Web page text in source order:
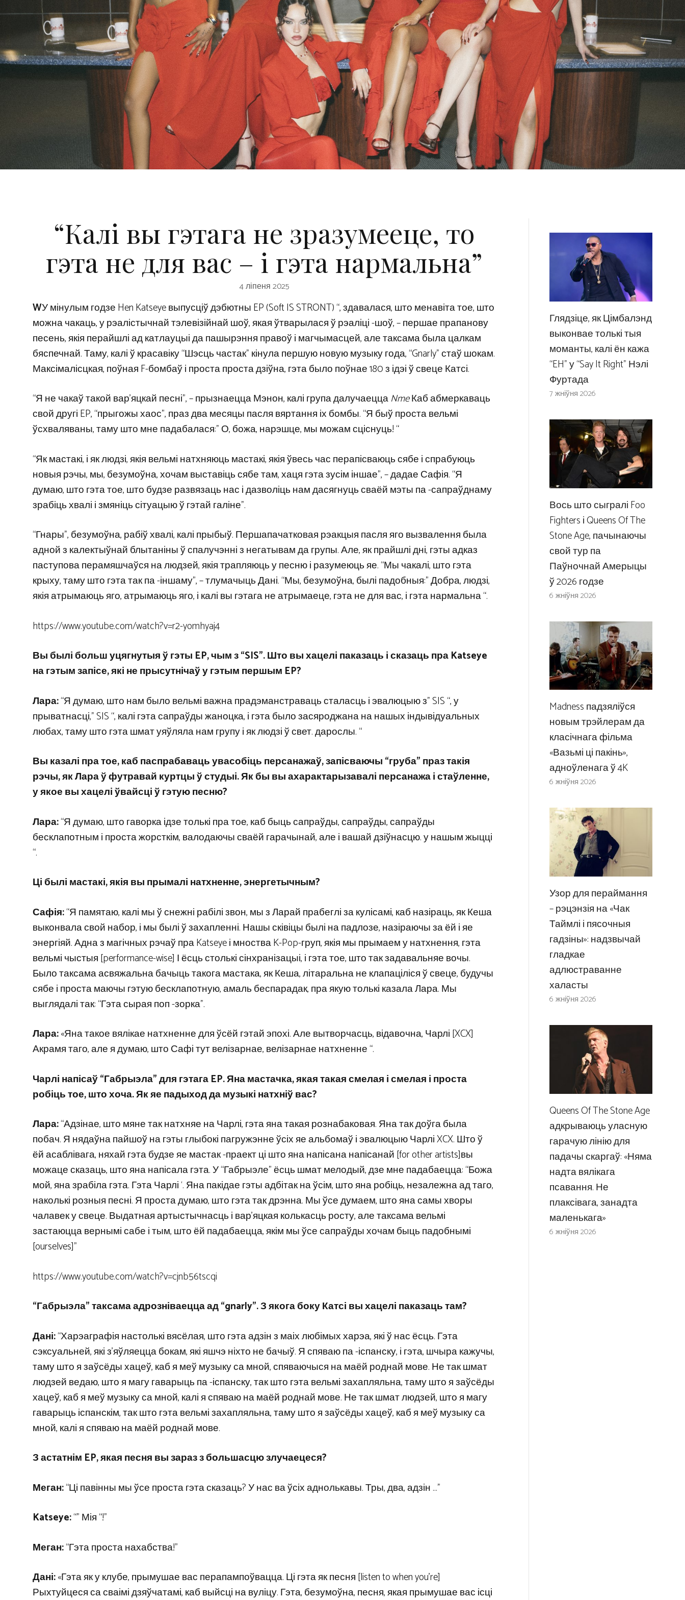
“Калі вы гэтага не зразумееце, то
гэта не для вас – і гэта нармальна”
4 ліпеня 2025
WУ мінулым годзе Hen Katseye выпусціў дэбютны EP (Soft IS STRONT) “, здавалася, што менавіта тое, што
можна чакаць, у рэалістычнай тэлевізійнай шоў, якая ўтварылася ў рэаліці -шоў, – першае прапанову
песень, якія перайшлі ад катлауцыі да пашырэння правоў і магчымасцей, але таксама была цалкам
бяспечнай. Таму, калі ў красавіку “Шэсць частак” кінула першую новую музыку года, “Gnarly” стаў шокам.
Максімалісцкая, поўная F-бомбаў і проста проста дзіўна, гэта было поўнае 180 з ідэі ў свеце Катсі.
“Я не чакаў такой вар’яцкай песні”, – прызнаецца Мэнон, калі група далучаеццаNmeКаб абмеркаваць
свой другі EP, “прыгожы хаос”, праз два месяцы пасля вяртання іх бомбы. “Я быў проста вельмі
ўсхваляваны, таму што мне падабалася:” О, божа, нарэшце, мы можам сціснуць! “
“Як мастакі, і як людзі, якія вельмі натхняюць мастакі, якія ўвесь час перапісваюць сябе і спрабуюць
новыя рэчы, мы, безумоўна, хочам выставіць сябе там, хаця гэта зусім іншае”, – дадае Сафія. “Я
думаю, што гэта тое, што будзе развязаць нас і дазволіць нам дасягнуць сваёй мэты па -сапраўднаму
зрабіць хвалі і змяніць сітуацыю ў гэтай галіне”.
“Гнары”, безумоўна, рабіў хвалі, калі прыбыў. Першапачатковая рэакцыя пасля яго вызвалення была
адной з калектыўнай блытаніны ў спалучэнні з негатывам да групы. Але, як прайшлі дні, гэты адказ
паступова перамяшчаўся на людзей, якія трапляюць у песню і разумеюць яе. “Мы чакалі, што гэта
крыху, таму што гэта так па -іншаму”, – тлумачыць Дані. “Мы, безумоўна, былі падобныя:” Добра, людзі,
якія атрымаюць яго, атрымаюць яго, і калі вы гэтага не атрымаеце, гэта не для вас, і гэта нармальна “.
https://www.youtube.com/watch?v=r2-yomhyaj4
Вы былі больш уцягнутыя ў гэты EP, чым з “SIS”. Што вы хацелі паказаць і сказаць пра Katseye
на гэтым запісе, які не прысутнічаў у гэтым першым EP?
Лара:“Я думаю, што нам было вельмі важна прадэманстраваць сталасць і эвалюцыю з” SIS “, у
прыватнасці,” SIS “, калі гэта сапраўды жаноцка, і гэта было засяроджана на нашых індывідуальных
любах, таму што гэта шмат уяўляла нам групу і як людзі ў свет. дарослы. “
Вы казалі пра тое, каб паспрабаваць увасобіць персанажаў, запісваючы “груба” праз такія
рэчы, як Лара ў футравай куртцы ў студыі. Як бы вы ахарактарызавалі персанажа і стаўленне,
у якое вы хацелі ўвайсці ў гэтую песню?
Лара:“Я думаю, што гаворка ідзе толькі пра тое, каб быць сапраўды, сапраўды, сапраўды
бесклапотным і проста жорсткім, валодаючы сваёй гарачынай, але і вашай дзіўнасцю. у нашым жыцці
“.
Ці былі мастакі, якія вы прымалі натхненне, энергетычным?
Сафія:“Я памятаю, калі мы ў снежні рабілі звон, мы з Ларай прабеглі за кулісамі, каб назіраць, як Кеша
выконвала свой набор, і мы былі ў захапленні. Нашы сківіцы былі на падлозе, назіраючы за ёй і яе
энергіяй. Адна з магічных рэчаў пра Katseye і мноства K-Pop-груп, якія мы прымаем у натхнення, гэта
вельмі чыстыя [performance-wise] І ёсць столькі сінхранізацыі, і гэта тое, што так задавальняе вочы.
Было таксама асвяжальна бачыць такога мастака, як Кеша, літаральна не клапаціліся ў свеце, будучы
сябе і проста маючы гэтую бесклапотную, амаль беспарадак, пра якую толькі казала Лара. Мы
выглядалі так: “Гэта сырая поп -зорка”.
Лара:«Яна такое вялікае натхненне для ўсёй гэтай эпохі. Але вытворчасць, відавочна, Чарлі [XCX]
Акрамя таго, але я думаю, што Сафі тут велізарнае, велізарнае натхненне “.
Чарлі напісаў “Габрыэла” для гэтага EP. Яна мастачка, якая такая смелая і смелая і проста
робіць тое, што хоча. Як яе падыход да музыкі натхніў вас?
Лара:“Адзінае, што мяне так натхняе на Чарлі, гэта яна такая рознабаковая. Яна так доўга была
побач. Я нядаўна пайшоў на гэты глыбокі пагружэнне ўсіх яе альбомаў і эвалюцыю Чарлі XCX. Што ў
ёй асаблівага, няхай гэта будзе яе мастак -праект ці што яна напісана напісанай [for other artists]вы
можаце сказаць, што яна напісала гэта. У “Габрыэле” ёсць шмат мелодый, дзе мне падабаецца: “Божа
мой, яна зрабіла гэта. Гэта Чарлі ‘. Яна пакідае гэты адбітак на ўсім, што яна робіць, незалежна ад таго,
наколькі розныя песні. Я проста думаю, што гэта так дрэнна. Мы ўсе думаем, што яна самы хворы
чалавек у свеце. Выдатная артыстычнасць і вар’яцкая колькасць росту, але таксама вельмі
застаюцца вернымі сабе і тым, што ёй падабаецца, якім мы ўсе сапраўды хочам быць падобнымі
[ourselves]”
https://www.youtube.com/watch?v=cjnb56tscqi
“Габрыэла” таксама адрозніваецца ад “gnarly”. З якога боку Катсі вы хацелі паказаць там?
Дані:“Харэаграфія настолькі вясёлая, што гэта адзін з маіх любімых харэа, які ў нас ёсць. Гэта
сэксуальней, які з’яўляецца бокам, які яшчэ ніхто не бачыў. Я спяваю па -іспанску, і гэта, шчыра кажучы,
таму што я заўсёды хацеў, каб я меў музыку са мной, спяваючыся на маёй роднай мове. Не так шмат
людзей ведаю, што я магу гаварыць па -іспанску, так што гэта вельмі захапляльна, таму што я заўсёды
хацеў, каб я меў музыку са мной, калі я спяваю на маёй роднай мове. Не так шмат людзей, што я магу
гаварыць іспанскім, так што гэта вельмі захапляльна, таму што я заўсёды хацеў, каб я меў музыку са
мной, калі я спяваю на маёй роднай мове.
З астатнім EP, якая песня вы зараз з большасцю злучаецеся?
Меган:“Ці павінны мы ўсе проста гэта сказаць? У нас ва ўсіх аднолькавы. Тры, два, адзін …”
Katseye:“” Мія “!”
Меган:“Гэта проста нахабства!”
Дані:«Гэта як у клубе, прымушае вас перапампоўвацца. Ці гэта як песня [listen to when you’re]
Рыхтуйцеся са сваімі дзяўчатамі, каб выйсці на вуліцу. Гэта, безумоўна, песня, якая прымушае вас ісці
Глядзіце, як Цімбалэнд
выконвае толькі тыя
моманты, калі ён кажа
“EH” у “Say It Right” Нэлі
Фуртада
7 жніўня 2026
Вось што сыгралі Foo
Fighters і Queens Of The
Stone Age, пачынаючы
свой тур па
Паўночнай Амерыцы
ў 2026 годзе
6 жніўня 2026
Madness падзяліўся
новым трэйлерам да
класічнага фільма
«Вазьмі ці пакінь»,
адноўленага ў 4K
6 жніўня 2026
Узор для пераймання
– рэцэнзія на «Чак
Таймлі і пясочныя
гадзіны»: надзвычай
гладкае
адлюстраванне
халасты
6 жніўня 2026
Queens Of The Stone Age
адкрываюць уласную
гарачую лінію для
падачы скаргаў: «Няма
надта вялікага
псавання. Не
плаксівага, занадта
маленькага»
6 жніўня 2026